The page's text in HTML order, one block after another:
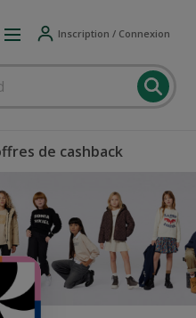
Inscription / Connexion
de cashback